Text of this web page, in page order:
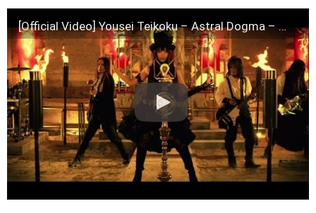
[Official Video] Yousei Teikoku – Astral Dogma – 妖精帝國